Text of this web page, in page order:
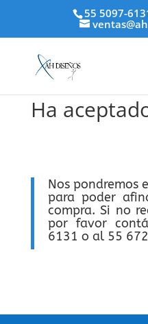
55 5097-
Ha
Nos pondremos
para poder
compra. Si no
por favor
6131 o al 55